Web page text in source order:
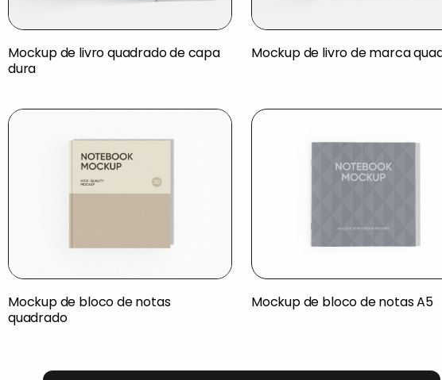
Mockup de livro quadrado de capa
dura
Mockup de livro de marca
Mockup de bloco de notas
quadrado
Mockup de bloco de notas A5